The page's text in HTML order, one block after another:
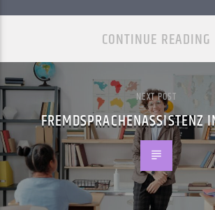
CONTINUE READING
NEXT POST
FREMDSPRACHENASSISTENZ